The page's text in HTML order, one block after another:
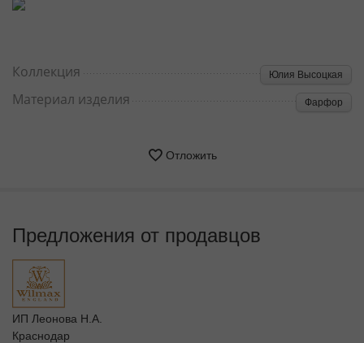
Коллекция Юлия Высоцкая
Материал изделия Фарфор
Отложить
Предложения от продавцов
ИП Леонова Н.А.
Краснодар